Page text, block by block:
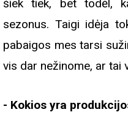
šiek tiek, bet todėl,
sezonus. Taigi idėja
pabaigos mes tarsi
vis dar nežinome, ar tai
- Kokios yra